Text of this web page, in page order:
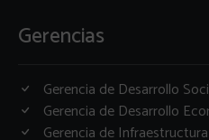
Gerencias
Gerencia de Desarrollo
Gerencia de Desarrollo
Gerencia de